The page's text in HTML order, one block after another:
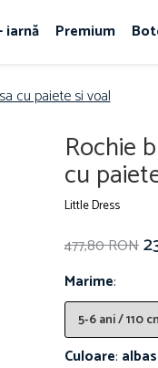
iarnă Premium
cu paiete si voal
Rochie
cu
Little Dress
477,80 RON
Marime:
Culoare: